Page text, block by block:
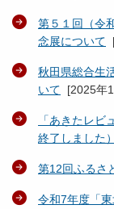
第５１回（令
念展について
秋田県総合生
いて [2025年
「あきたレ
終了しました）
第12回ふるさ
令和7年度「